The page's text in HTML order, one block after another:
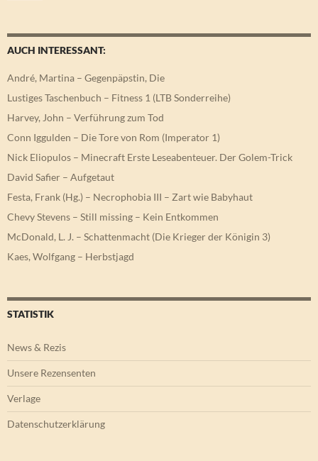
AUCH INTERESSANT:
André, Martina – Gegenpäpstin, Die
Lustiges Taschenbuch – Fitness 1 (LTB Sonderreihe)
Harvey, John – Verführung zum Tod
Conn Iggulden – Die Tore von Rom (Imperator 1)
Nick Eliopulos – Minecraft Erste Leseabenteuer. Der Golem-Trick
David Safier – Aufgetaut
Festa, Frank (Hg.) – Necrophobia III – Zart wie Babyhaut
Chevy Stevens – Still missing – Kein Entkommen
McDonald, L. J. – Schattenmacht (Die Krieger der Königin 3)
Kaes, Wolfgang – Herbstjagd
STATISTIK
News & Rezis
Unsere Rezensenten
Verlage
Datenschutzerklärung